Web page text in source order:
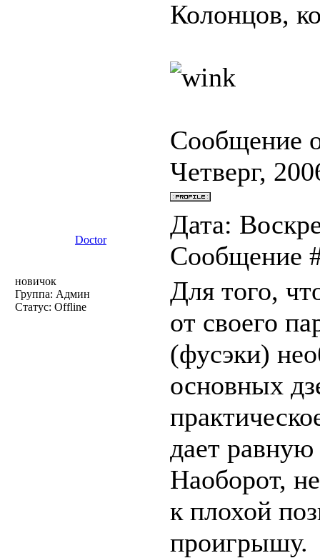
Колонцов,
Сообщение
Четверг,
Doctor
Дата:
Сообщение
новичок
Группа: Админ
Статус: Offline
Для того,
от своего
(фусэки)
основных
дает
Наоборот,
к плохой
проигрышу.